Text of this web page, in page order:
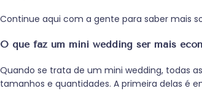
Continue aqui com a gente para saber mais
O que faz um mini wedding ser mais
Quando se trata de um mini wedding, todas
tamanhos e quantidades. A primeira delas é